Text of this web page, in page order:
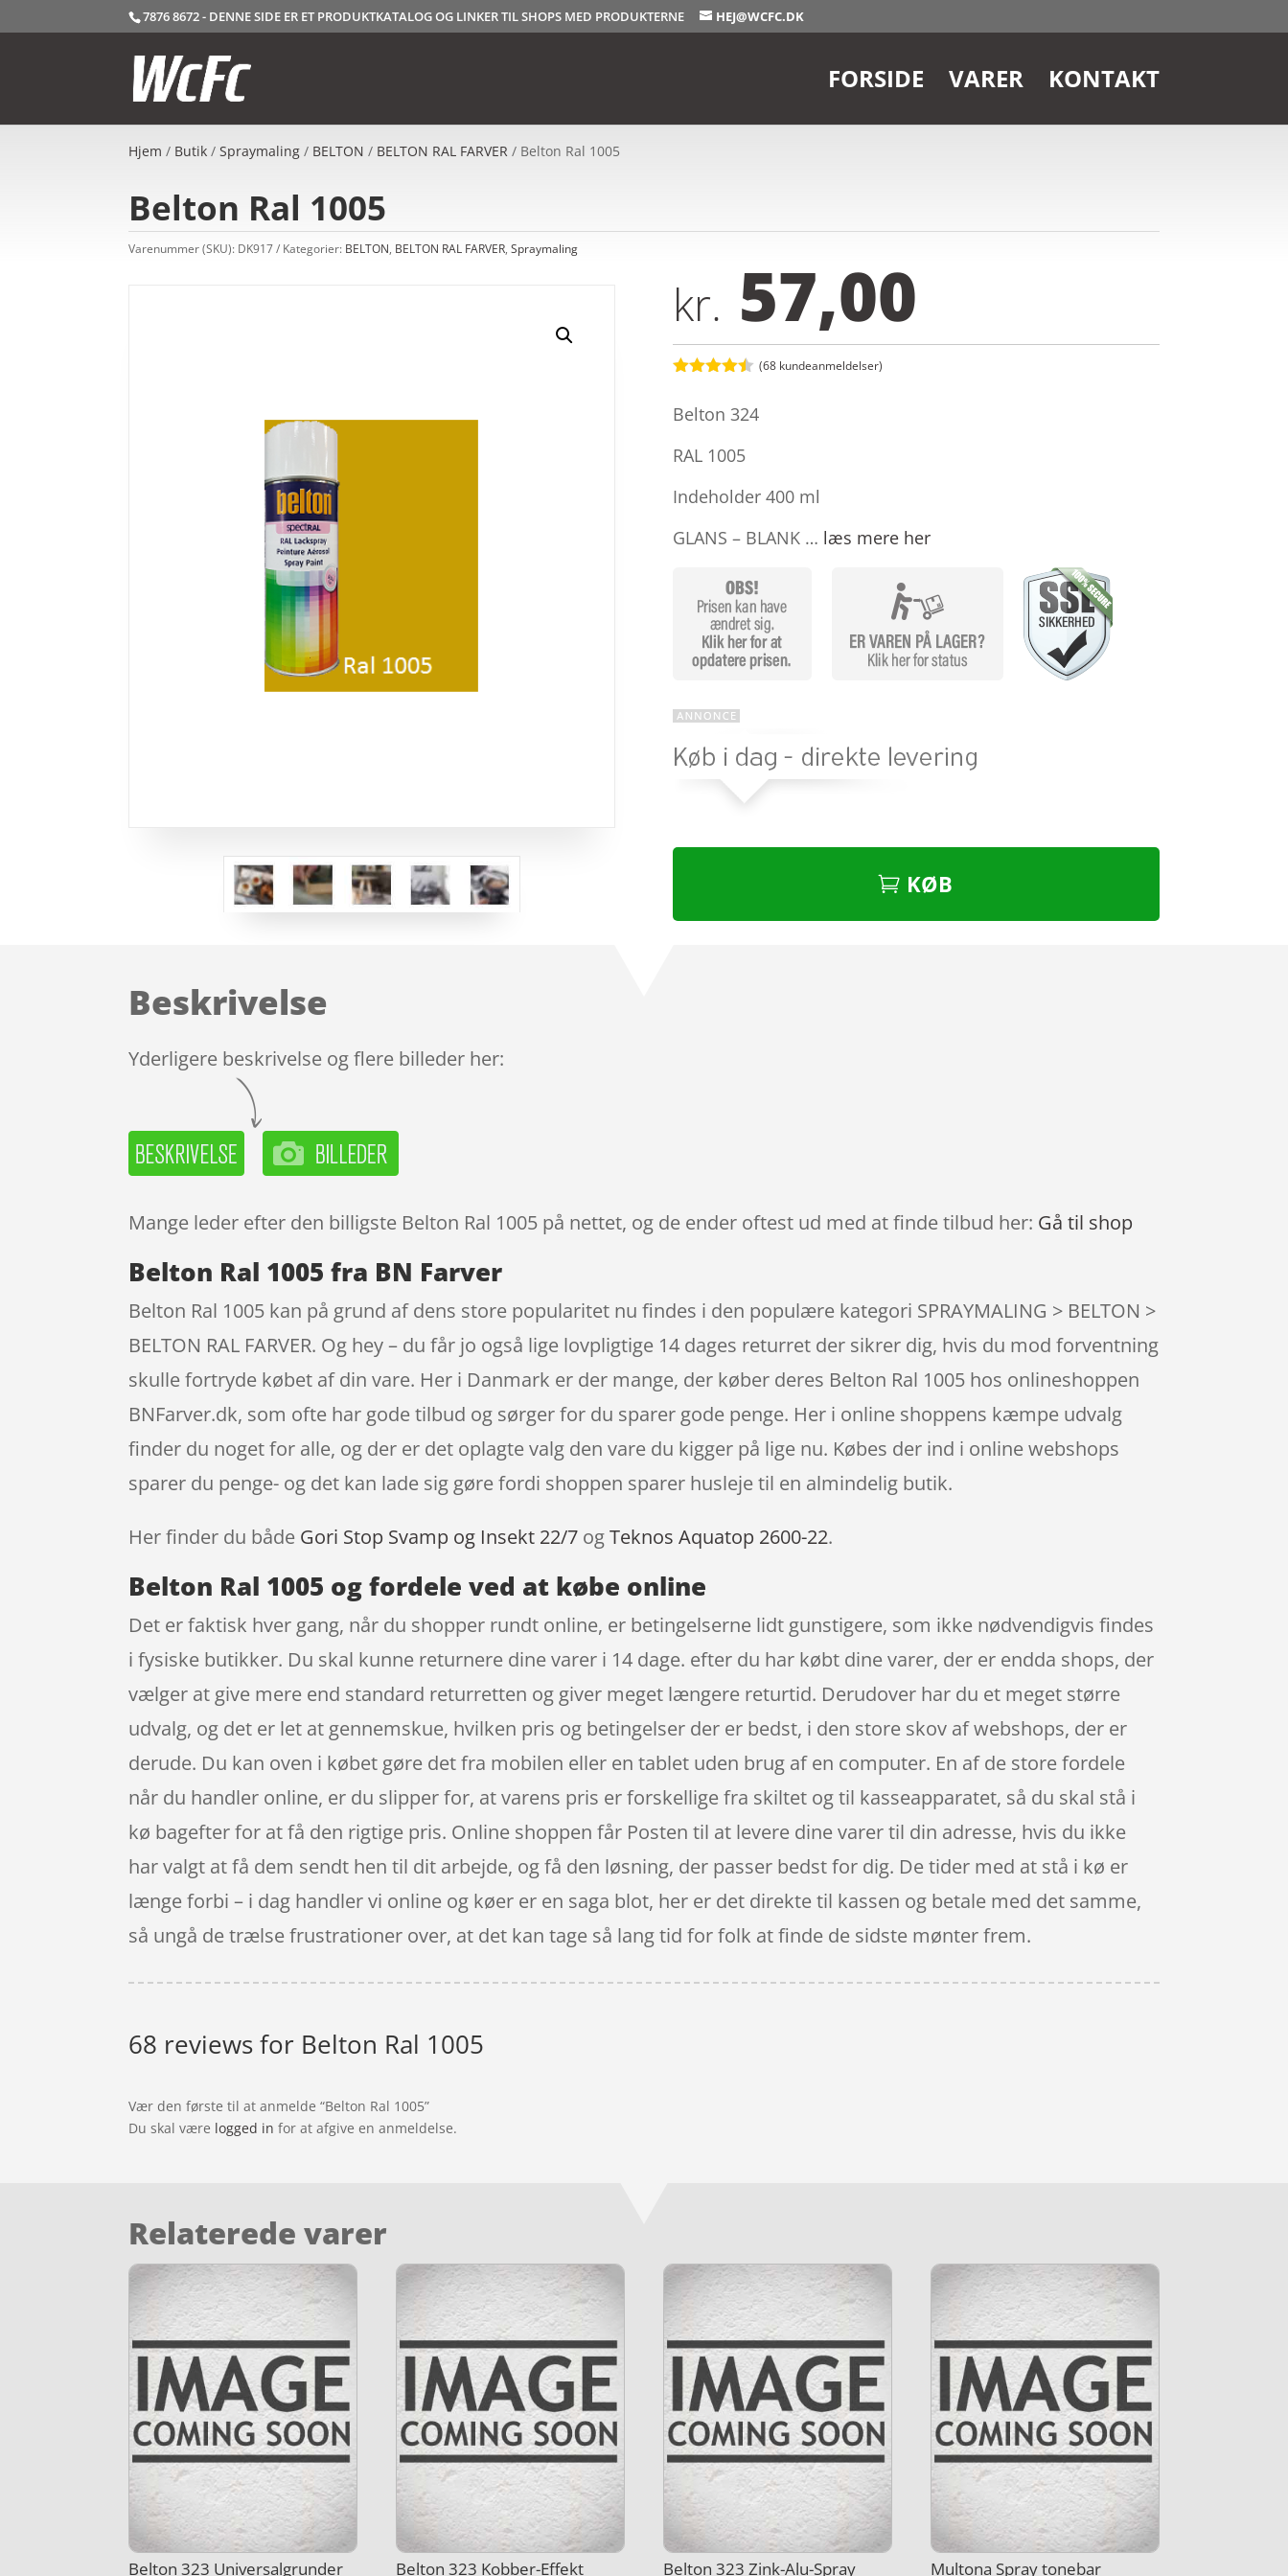
7876 8672 - DENNE SIDE ER ET PRODUKTKATALOG OG LINKER TIL SHOPS MED PRODUKTERNE HEJ@WCFC.DK
FORSIDE VARER KONTAKT
Hjem / Butik /Spraymaling / BELTON / BELTON RAL FARVER / Belton Ral 1005
Belton Ral 1005
Varenummer (SKU): DK917 Kategorier: BELTON, BELTON RAL FARVER,Spraymaling
kr. 57,00
ud af 5
på
kundebedø
(68kundeanmeldelser)
Belton 324
RAL 1005
Indeholder 400 ml
GLANS – BLANK … læs mere her
KØB
Beskrivelse
Yderligere beskrivelse og flere billeder her:
Mange leder efter den billigste Belton Ral 1005 på nettet, og de ender oftest ud med at finde tilbud her: Gå til shop
Belton Ral 1005 fra BN Farver
Belton Ral 1005 kan på grund af dens store popularitet nu findes i den populære kategori SPRAYMALING > BELTON >
BELTON RAL FARVER. Og hey – du får jo også lige lovpligtige 14 dages returret der sikrer dig, hvis du mod forventning
skulle fortryde købet af din vare. Her i Danmark er der mange, der køber deres Belton Ral 1005 hos onlineshoppen
BNFarver.dk, som ofte har gode tilbud og sørger for du sparer gode penge. Her i online shoppens kæmpe udvalg
finder du noget for alle, og der er det oplagte valg den vare du kigger på lige nu. Købes der ind i online webshops
sparer du penge- og det kan lade sig gøre fordi shoppen sparer husleje til en almindelig butik.
Her finder du både Gori Stop Svamp og Insekt 22/7 ogTeknos Aquatop 2600-22.
Belton Ral 1005 og fordele ved at købe online
Det er faktisk hver gang, når du shopper rundt online, er betingelserne lidt gunstigere, som ikke nødvendigvis findes
i fysiske butikker. Du skal kunne returnere dine varer i 14 dage. efter du har købt dine varer, der er endda shops, der
vælger at give mere end standard returretten og giver meget længere returtid. Derudover har du et meget større
udvalg, og det er let at gennemskue, hvilken pris og betingelser der er bedst, i den store skov af webshops, der er
derude. Du kan oven i købet gøre det fra mobilen eller en tablet uden brug af en computer. En af de store fordele
når du handler online, er du slipper for, at varens pris er forskellige fra skiltet og til kasseapparatet, så du skal stå i
kø bagefter for at få den rigtige pris. Online shoppen får Posten til at levere dine varer til din adresse, hvis du ikke
har valgt at få dem sendt hen til dit arbejde, og få den løsning, der passer bedst for dig. De tider med at stå i kø er
længe forbi – i dag handler vi online og køer er en saga blot, her er det direkte til kassen og betale med det samme,
så ungå de trælse frustrationer over, at det kan tage så lang tid for folk at finde de sidste mønter frem.
68 reviews for Belton Ral 1005
Vær den første til at anmelde “Belton Ral 1005”
Du skal være logged in for at afgive en anmeldelse.
Relaterede varer
Belton 323 Universalgrunder Belton 323 Kobber-Effekt Belton 323 Zink-Alu-Spray Multona Spray tonebar